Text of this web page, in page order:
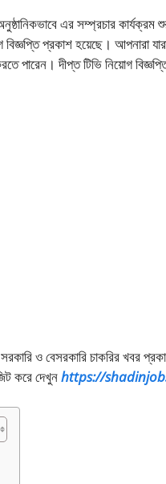
এর সম্প্রচার কার্যক্রম
প্রকাশ হয়েছে। আপনারা
পারেন। দীপ্ত টিভি নিয়োগ
ও বেসরকারি চাকরির খবর
করে দেখুনhttps://